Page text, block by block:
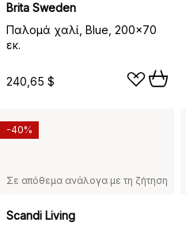
Brita Sweden
Παλομά χαλί, Blue, 200x70
εκ.
240,65 $
Σε απόθεμα ανάλογα με τη ζήτηση
Scandi Living
-40%